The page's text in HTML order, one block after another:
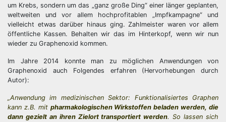
um Krebs, sondern um das „ganz große Ding“ einer länger geplanten,
weltweiten und vor allem hochprofitablen „Impfkampagne“ und
vielleicht etwas darüber hinaus ging. Zahlmeister waren vor allem
öffentliche Kassen. Behalten wir das im Hinterkopf, wenn wir nun
wieder zu Graphenoxid kommen.
Im Jahre 2014 konnte man zu möglichen Anwendungen von
Graphenoxid auch Folgendes erfahren (Hervorhebungen durch
Autor):
„Anwendung im medizinischen Sektor: Funktionalisiertes Graphen
kann z.B. mit pharmakologischen Wirkstoffen beladen werden, die
dann gezielt an ihren Zielort transportiert werden. So lassen sich